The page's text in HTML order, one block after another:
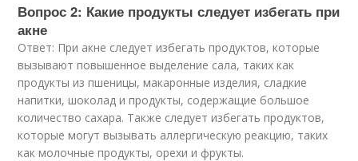
Вопрос 2: Какие продукты следует избегать при
акне
Ответ: При акне следует избегать продуктов, которые
вызывают повышенное выделение сала, таких как
продукты из пшеницы, макаронные изделия, сладкие
напитки, шоколад и продукты, содержащие большое
количество сахара. Также следует избегать продуктов,
которые могут вызывать аллергическую реакцию, таких
как молочные продукты, орехи и фрукты.